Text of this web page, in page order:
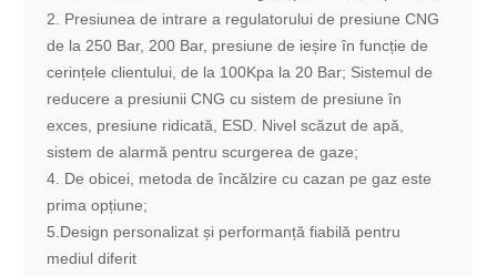
2. Presiunea de intrare a regulatorului de presiune CNG
de la 250 Bar, 200 Bar, presiune de ieșire în funcție de
cerințele clientului, de la 100Kpa la 20 Bar; Sistemul de
reducere a presiunii CNG cu sistem de presiune în
exces, presiune ridicată, ESD. Nivel scăzut de apă,
sistem de alarmă pentru scurgerea de gaze;
4. De obicei, metoda de încălzire cu cazan pe gaz este
prima opțiune;
5.Design personalizat și performanță fiabilă pentru
mediul diferit